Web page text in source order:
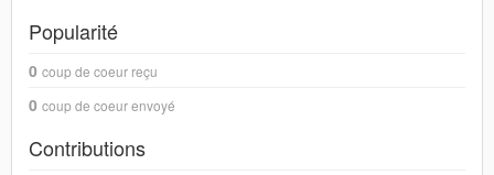
Popularité
0 coup de coeur reçu
0 coup de coeur envoyé
Contributions